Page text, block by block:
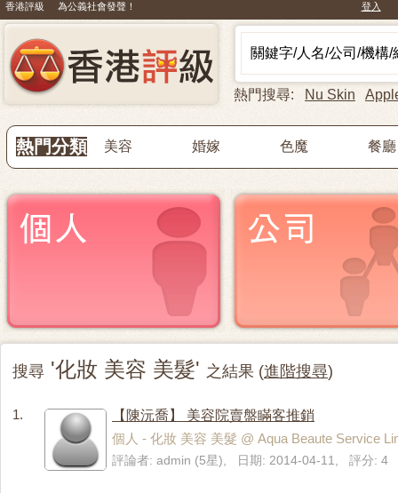
香港評級 為公義社會發聲！ 登入
熱門搜尋: Nu Skin
熱門分類 美容 婚嫁 色魔 餐廳
搜尋 '化妝 美容 美髮' 之結果 (進階搜尋)
1.
【陳沅喬】 美容院賣盤瞞客推銷
個人 - 化妝 美容 美髮 @ Aqua Beaute
評論者: admin (5星), 日期: 2014-04-11, 評分: 4